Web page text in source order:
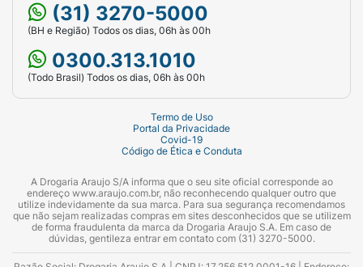
(31) 3270-5000
(BH e Região) Todos os dias, 06h às 00h
0300.313.1010
(Todo Brasil) Todos os dias, 06h às 00h
Termo de Uso
Portal da Privacidade
Covid-19
Código de Ética e Conduta
A Drogaria Araujo S/A informa que o seu site oficial corresponde ao
endereço www.araujo.com.br, não reconhecendo qualquer outro que
utilize indevidamente da sua marca. Para sua segurança recomendamos
que não sejam realizadas compras em sites desconhecidos que se utilizem
de forma fraudulenta da marca da Drogaria Araujo S.A. Em caso de
dúvidas, gentileza entrar em contato com (31) 3270-5000.